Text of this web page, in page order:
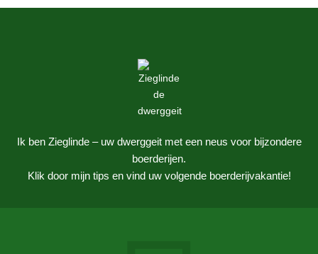
Ik ben Zieglinde – uw dwerggeit met een neus voor bijzondere
boerderijen.
Klik door mijn tips en vind uw volgende boerderijvakantie!